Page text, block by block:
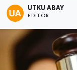
UTKU ABAY
EDITÖR
Ulusal